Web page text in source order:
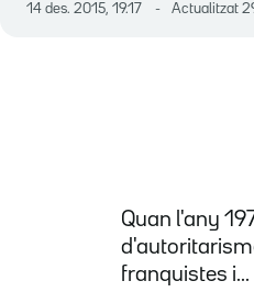
14 des. 2015, 19.17 Actualitzat
Quan l'any
franquistes